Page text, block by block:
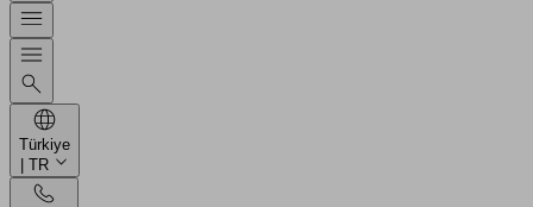
Türkiye
| TR